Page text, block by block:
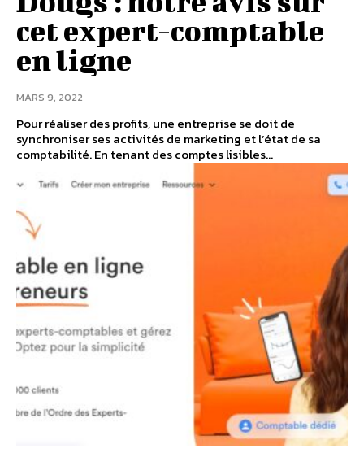
cet expert-comptable
en ligne
MARS 9, 2022
Pour réaliser des profits, une entreprise se doit de
synchroniser ses activités de marketing et l’état de sa
comptabilité. En tenant des comptes lisibles...